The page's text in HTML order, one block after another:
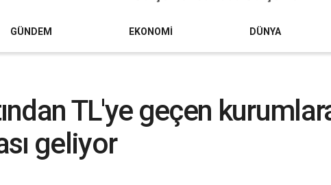
GÜNDEM EKONOMİ DÜNYA
TL'ye geçen
geliyor